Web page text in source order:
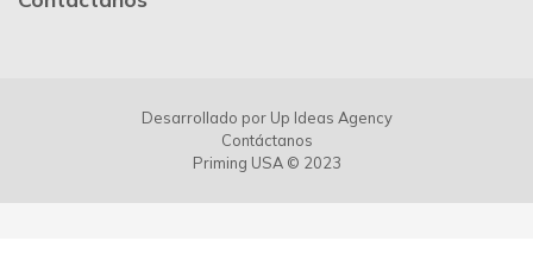
Desarrollado por Up Ideas Agency
Contáctanos
Priming USA © 2023